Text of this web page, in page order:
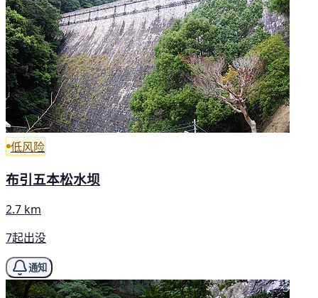
低风险
布引五本松水坝
2.7 km
7起出没
通知